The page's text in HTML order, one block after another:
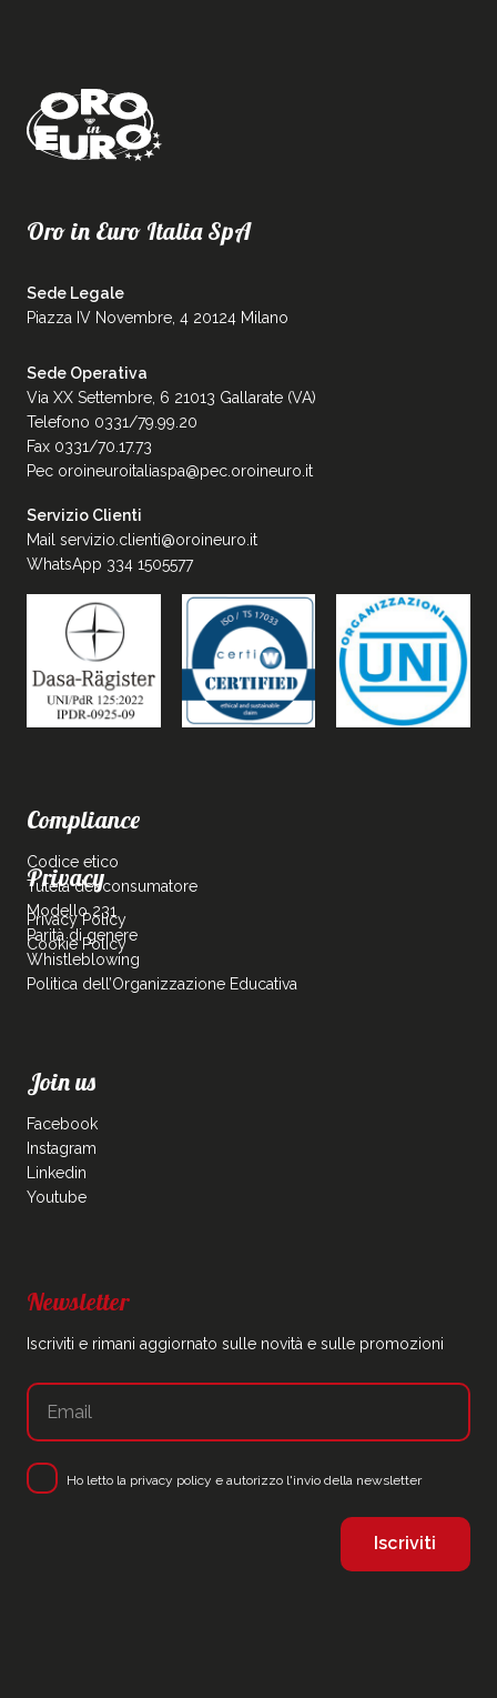
Oro in Euro Italia SpA
Sede Legale
Piazza IV Novembre, 4 20124 Milano
Sede Operativa
Via XX Settembre, 6 21013 Gallarate (VA)
Telefono 0331/79.99.20
Fax 0331/70.17.73
Pec oroineuroitaliaspa@pec.oroineuro.it
Servizio Clienti
Mail servizio.clienti@oroineuro.it
WhatsApp 334 1505577
Compliance
Codice etico
Tutela del consumatore
Modello 231
Parità di genere
Whistleblowing
Politica dell’Organizzazione Educativa
Privacy
Privacy Policy
Cookie Policy
Join us
Facebook
Instagram
Linkedin
Youtube
Newsletter
Iscriviti e rimani aggiornato sulle novità e sulle promozioni
Ho letto la privacy policy e autorizzo l'invio della newsletter